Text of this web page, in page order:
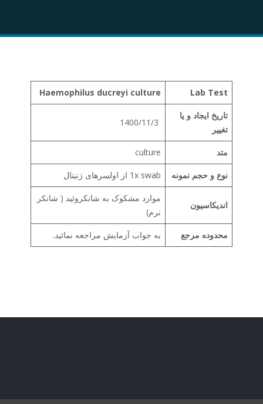
Lab Test
Haemophilus ducreyi culture
تاریخ ایجاد و یا
تغییر
متد culture
نوع و حجم نمونه 1x swab از اولسرهای ژنیتال
اندیکاسیون
موارد مشکوک به شانکروئید ( شانکر
نرم)
محدوده مرجع به جواب آزمایش مراجعه نمائید.